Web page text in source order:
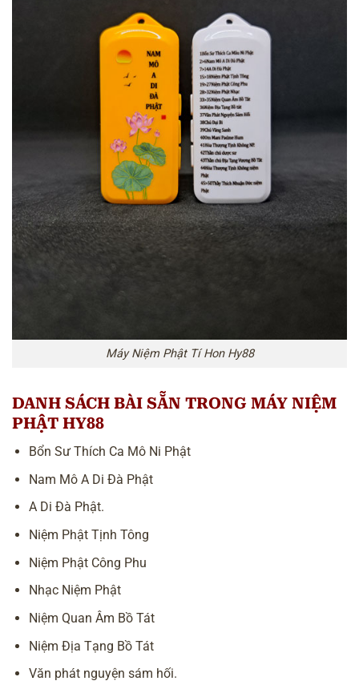
Máy Niệm Phật Tí Hon Hy88
DANH SÁCH BÀI SẴN TRONG MÁY NIỆM
PHẬT HY88
Bổn Sư Thích Ca Mô Ni Phật
Nam Mô A Di Đà Phật
A Di Đà Phật.
Niệm Phật Tịnh Tông
Niệm Phật Công Phu
Nhạc Niệm Phật
Niệm Quan Âm Bồ Tát
Niệm Địa Tạng Bồ Tát
Văn phát nguyện sám hối.